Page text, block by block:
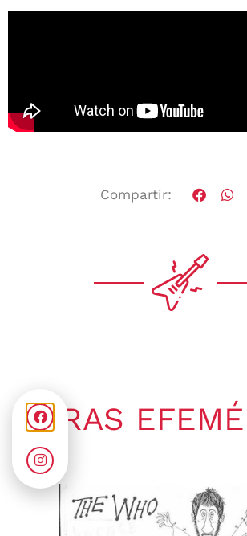
Compartir:
OTRAS